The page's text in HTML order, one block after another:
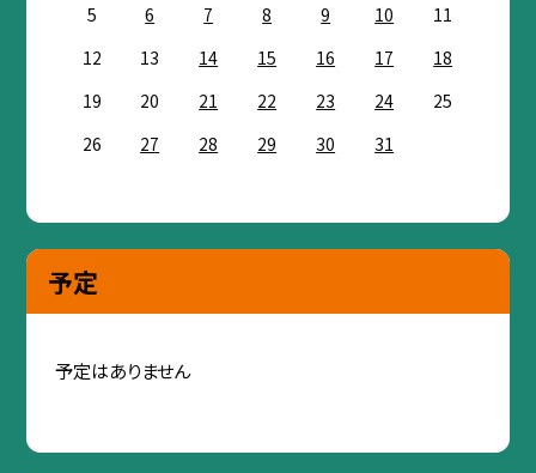
5
6 7 8 9 10
11
12
13 14 15 16 17
18
19
20 21 22 23 24
25
26
27 28 29 30 31
予定
予定はありません